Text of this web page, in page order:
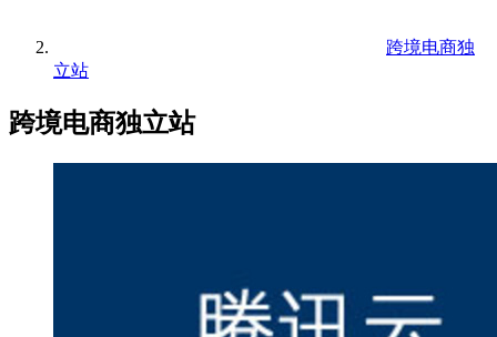
跨境电商独
立站
跨境电商独立站